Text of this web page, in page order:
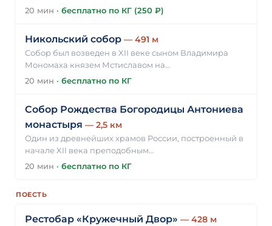
20 мин · бесплатно по КГ (250 ₽)
Никольский собор — 491 м
Собор был возведен в XII веке сыном Владимира
Мономаха князем Мстиславом на…
20 мин · бесплатно по КГ
Собор Рождества Богородицы Антониева
монастыря — 2,5 км
Один из древнейших храмов России, построенный в
начале XII века преподобным…
20 мин · бесплатно по КГ
ПОЕСТЬ
Рестобар «Кружечный Двор» — 428 м